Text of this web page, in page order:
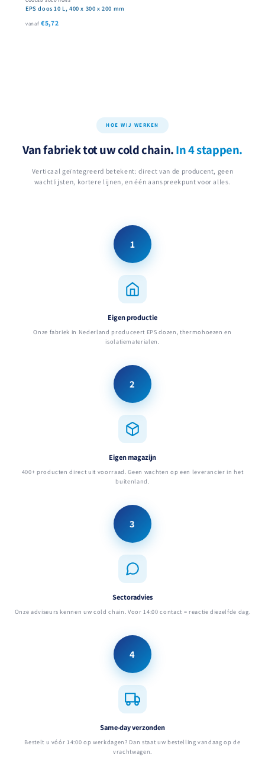
EPS doos 10 L, 400 x 300 x 200 mm
vanaf €5,72
HOE WIJ WERKEN
Van fabriek tot uw cold chain.In 4 stappen.
Verticaal geïntegreerd betekent: direct van de producent, geen
wachtlijsten, kortere lijnen, en één aanspreekpunt voor alles.
1
Eigen productie
Onze fabriek in Nederland produceert EPS dozen, thermohoezen en
isolatiematerialen.
2
Eigen magazijn
400+ producten direct uit voorraad. Geen wachten op een leverancier in het
buitenland.
3
Sectoradvies
Onze adviseurs kennen uw cold chain. Voor 14:00 contact = reactie diezelfde dag.
4
Same-day verzonden
Bestelt u vóór 14:00 op werkdagen? Dan staat uw bestelling vandaag op de
vrachtwagen.